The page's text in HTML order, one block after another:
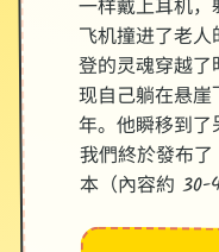
一样戴上耳机
飞机撞进了老
登的灵魂穿越
现自己躺在悬
年。他瞬移到了
我們終於發布
本（內容約 30-